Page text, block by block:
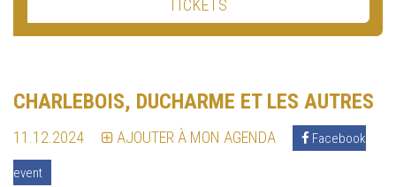
TICKETS
CHARLEBOIS, DUCHARME ET LES AUTRES
11.12.2024 AJOUTER À MON AGENDA Facebook
event